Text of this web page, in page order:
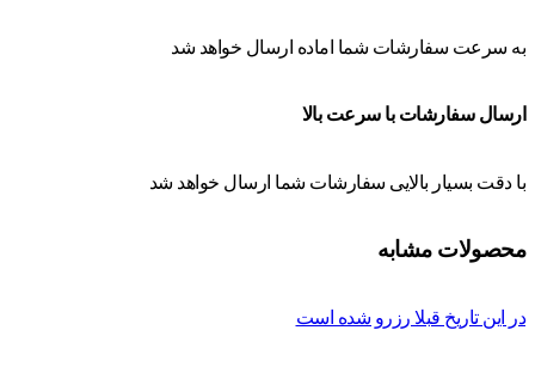
به سرعت سفارشات شما اماده ارسال خواهد شد
ارسال سفارشات با سرعت بالا
با دقت بسیار بالایی سفارشات شما ارسال خواهد شد
محصولات مشابه
در این تاریخ قبلا رزرو شده است